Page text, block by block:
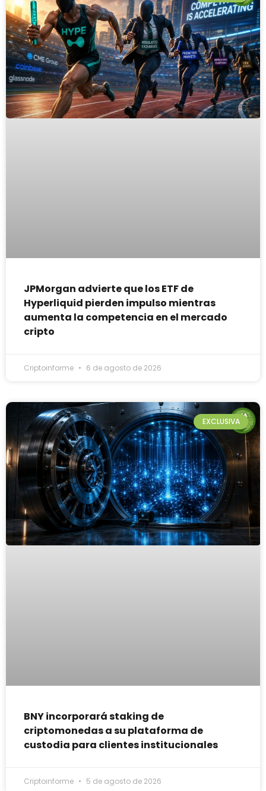
JPMorgan advierte que los ETF de
Hyperliquid pierden impulso mientras
aumenta la competencia en el mercado
cripto
Criptoinforme 6 de agosto de 2026
EXCLUSIVA
BNY incorporará staking de
criptomonedas a su plataforma de
custodia para clientes institucionales
Criptoinforme 5 de agosto de 2026